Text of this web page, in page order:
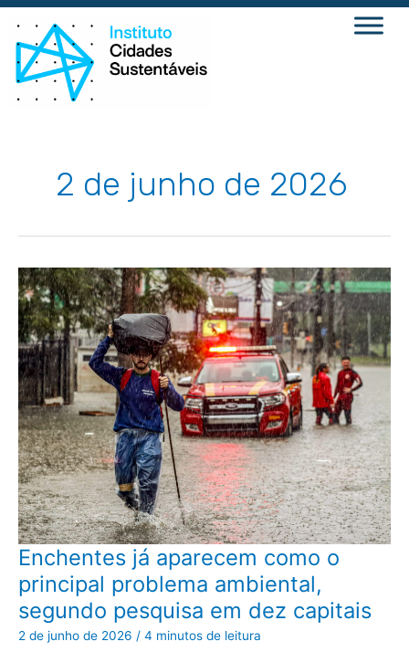
Ir
para
conteúdo
2 de junho de 2026
Enchentes já aparecem como o
principal problema ambiental,
segundo pesquisa em dez capitais
2 de junho de 2026 / 4 minutos de leitura
Enchentes
já
aparecem
como
o
principal
problema
ambiental,
segundo